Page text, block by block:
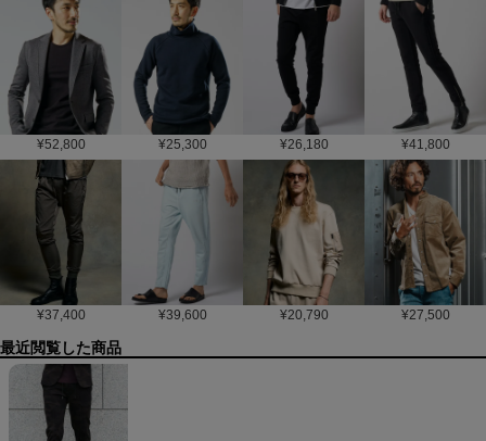
¥52,800 ¥25,300 ¥26,180 ¥41,800
¥37,400 ¥39,600 ¥20,790 ¥27,500
最近閲覧した商品